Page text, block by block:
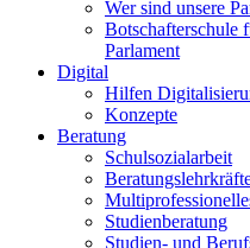
Wer sind unsere
Botschafterschule
Parlament
Digital
Hilfen
Konzepte
Beratung
Schulsozialarbeit
Studienberatung
Studien- und